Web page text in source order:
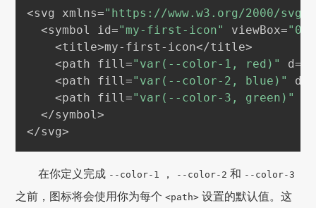
<svg xmlns="https://www.w3.org/2000/svg"
  <symbol id=
"my-first-icon" viewBox="0
    <title>my-first-icon</title>
    <path fill=
"var(--color-1, red)" d=
    <path fill=
"var(--color-2, blue)" d=
    <path fill=
"var(--color-3, green)"
  </symbol>
在你定义完成 --color-1 ， --color-2 和 --color-3
之前，图标将会使用你为每个<path> 设置的默认值。这